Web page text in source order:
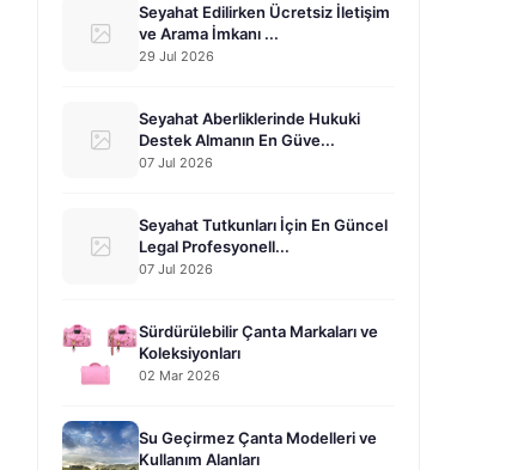
Seyahat Edilirken Ücretsiz İletişim
ve Arama İmkanı ...
29 Jul 2026
Seyahat Aberliklerinde Hukuki
Destek Almanın En Güve...
07 Jul 2026
Seyahat Tutkunları İçin En Güncel
Legal Profesyonell...
07 Jul 2026
Sürdürülebilir Çanta Markaları ve
Koleksiyonları
02 Mar 2026
Su Geçirmez Çanta Modelleri ve
Kullanım Alanları